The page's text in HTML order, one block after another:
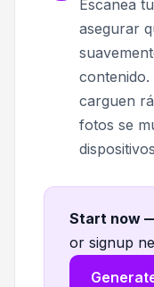
Escanea
asegurar
contenido.
carguen
fotos se
Start now
or signup